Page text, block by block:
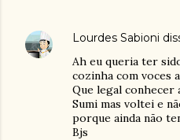
Lourdes Sabioni
Ah eu queria ter
cozinha com voces
Que legal conhecer
Sumi mas voltei e
porque ainda não
Bjs